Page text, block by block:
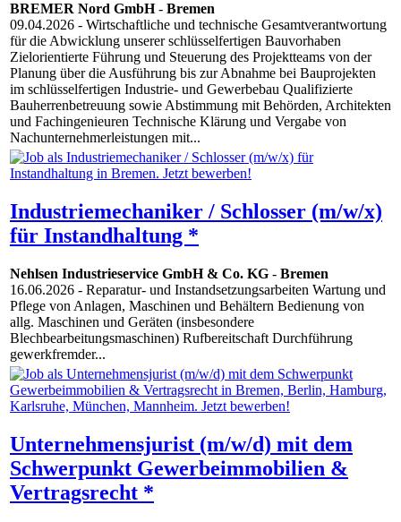
BREMER Nord GmbH- Bremen
09.04.2026 - Wirtschaftliche und technische Gesamtverantwortung
für die Abwicklung unserer schlüsselfertigen Bauvorhaben
Zielorientierte Führung und Steuerung des Projektteams von der
Planung über die Ausführung bis zur Abnahme bei Bauprojekten
im schlüsselfertigen Industrie- und Gewerbebau Qualifizierte
Bauherrenbetreuung sowie Abstimmung mit Behörden, Architekten
und Fachingenieuren Technische Klärung und Vergabe von
Nachunternehmerleistungen mit...
Industriemechaniker / Schlosser (m/w/x)
für Instandhaltung *
Nehlsen Industrieservice GmbH & Co. KG - Bremen
16.06.2026 - Reparatur- und Instandsetzungsarbeiten Wartung und
Pflege von Anlagen, Maschinen und Behältern Bedienung von
allg. Maschinen und Geräten (insbesondere
Blechbearbeitungsmaschinen) Rufbereitschaft Durchführung
gewerkfremder...
Unternehmensjurist (m/w/d) mit dem
Schwerpunkt Gewerbeimmobilien &
Vertragsrecht *